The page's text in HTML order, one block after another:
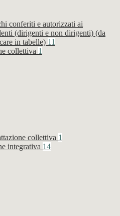
conferiti e autorizzati ai
(dirigenti e non dirigenti) (da
in tabelle) 11
collettiva 1
collettiva 1
integrativa 14